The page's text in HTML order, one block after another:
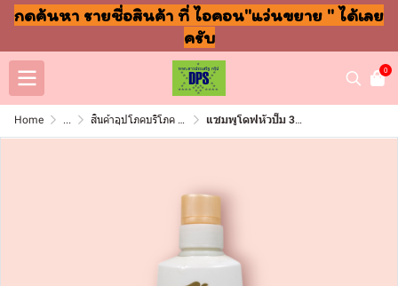
กดค้นหา รายชื่อสินค้า ที่ ไอคอน"แว่นขยาย " ได้เลย
ครับ
0
Home ... สินค้าอุปโภคบริโภค แชมพู สบู่ แปรงฟัน แชมพูโดฟหัวปั๊ม 370ml น้ำเงิน อินเท้นรีแพร์(ขวด)